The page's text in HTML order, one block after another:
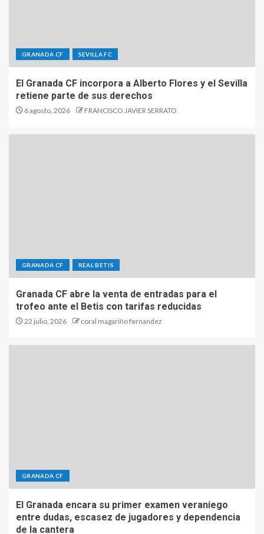
GRANADA CF SEVILLA FC
El Granada CF incorpora a Alberto Flores y el Sevilla
retiene parte de sus derechos
6 agosto, 2026 FRANCISCO JAVIER SERRATO
GRANADA CF REAL BETIS
Granada CF abre la venta de entradas para el
trofeo ante el Betis con tarifas reducidas
22 julio, 2026 coral magariño fernandez
GRANADA CF
El Granada encara su primer examen veraniego
entre dudas, escasez de jugadores y dependencia
de la cantera